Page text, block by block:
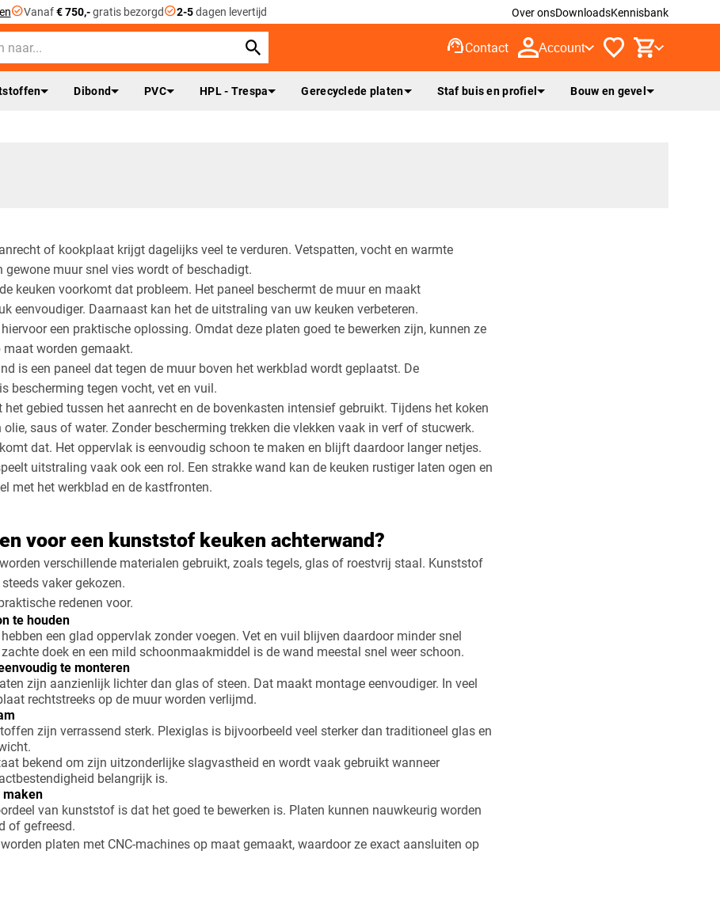
check_circleVanaf€ 750,-gratis bezorgdcheck_circle2-5dagen levertijd Over onsDownloadsKennisbank
support_agentContact Account
Dibond PVC HPL - Trespa Gerecyclede platen Staf buis en profiel Bouw en gevel
of kookplaat krijgt dagelijks veel te verduren. Vetspatten, vocht en warmte
gewone muur snel vies wordt of beschadigt.
keuken voorkomt dat probleem. Het paneel beschermt de muur en maakt
eenvoudiger. Daarnaast kan het de uitstraling van uw keuken verbeteren.
een praktische oplossing. Omdat deze platen goed te bewerken zijn, kunnen ze
maat worden gemaakt.
is een paneel dat tegen de muur boven het werkblad wordt geplaatst. De
bescherming tegen vocht, vet en vuil.
het gebied tussen het aanrecht en de bovenkasten intensief gebruikt. Tijdens het koken
saus of water. Zonder bescherming trekken die vlekken vaak in verf of stucwerk.
dat. Het oppervlak is eenvoudig schoon te maken en blijft daardoor langer netjes.
uitstraling vaak ook een rol. Een strakke wand kan de keuken rustiger laten ogen en
met het werkblad en de kastfronten.
voor een kunststof keuken achterwand?
verschillende materialen gebruikt, zoals tegels, glas of roestvrij staal. Kunststof
vaker gekozen.
redenen voor.
te houden
een glad oppervlak zonder voegen. Vet en vuil blijven daardoor minder snel
doek en een mild schoonmaakmiddel is de wand meestal snel weer schoon.
te monteren
zijn aanzienlijk lichter dan glas of steen. Dat maakt montage eenvoudiger. In veel
rechtstreeks op de muur worden verlijmd.
zijn verrassend sterk. Plexiglas is bijvoorbeeld veel sterker dan traditioneel glas en
bekend om zijn uitzonderlijke slagvastheid en wordt vaak gebruikt wanneer
belangrijk is.
maken
van kunststof is dat het goed te bewerken is. Platen kunnen nauwkeurig worden
of gefreesd.
platen met CNC-machines op maat gemaakt, waardoor ze exact aansluiten op